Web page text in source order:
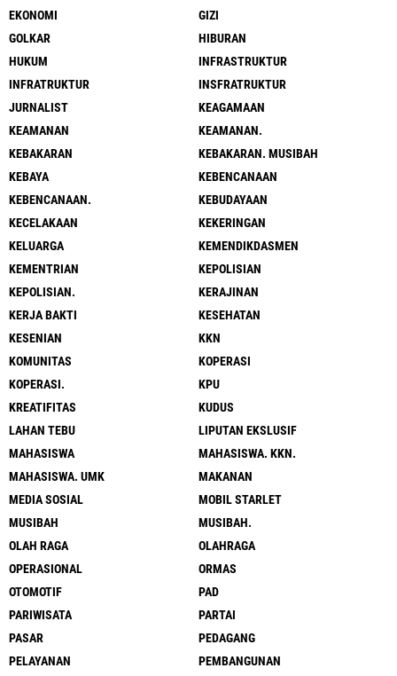
EKONOMI
GIZI
GOLKAR
HIBURAN
HUKUM
INFRASTRUKTUR
INFRATRUKTUR
INSFRATRUKTUR
JURNALIST
KEAGAMAAN
KEAMANAN
KEAMANAN.
KEBAKARAN
KEBAKARAN. MUSIBAH
KEBAYA
KEBENCANAAN
KEBENCANAAN.
KEBUDAYAAN
KECELAKAAN
KEKERINGAN
KELUARGA
KEMENDIKDASMEN
KEMENTRIAN
KEPOLISIAN
KEPOLISIAN.
KERAJINAN
KERJA BAKTI
KESEHATAN
KESENIAN
KKN
KOMUNITAS
KOPERASI
KOPERASI.
KPU
KREATIFITAS
KUDUS
LAHAN TEBU
LIPUTAN EKSLUSIF
MAHASISWA
MAHASISWA. KKN.
MAHASISWA. UMK
MAKANAN
MEDIA SOSIAL
MOBIL STARLET
MUSIBAH
MUSIBAH.
OLAH RAGA
OLAHRAGA
OPERASIONAL
ORMAS
OTOMOTIF
PAD
PARIWISATA
PARTAI
PASAR
PEDAGANG
PELAYANAN
PEMBANGUNAN